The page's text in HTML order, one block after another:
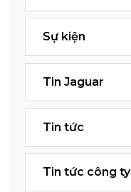
Sự kiện
Tin Jaguar
Tin tức
Tin tức công ty